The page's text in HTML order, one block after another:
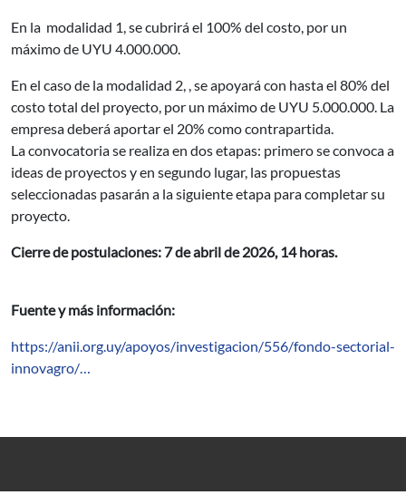
En la modalidad 1, se cubrirá el 100% del costo, por un
máximo de UYU 4.000.000.
En el caso de la modalidad 2, , se apoyará con hasta el 80% del
costo total del proyecto, por un máximo de UYU 5.000.000. La
empresa deberá aportar el 20% como contrapartida.
La convocatoria se realiza en dos etapas: primero se convoca a
ideas de proyectos y en segundo lugar, las propuestas
seleccionadas pasarán a la siguiente etapa para completar su
proyecto.
Cierre de postulaciones: 7 de abril de 2026, 14 horas.
Fuente y más información:
https://anii.org.uy/apoyos/investigacion/556/fondo-sectorial-
innovagro/…